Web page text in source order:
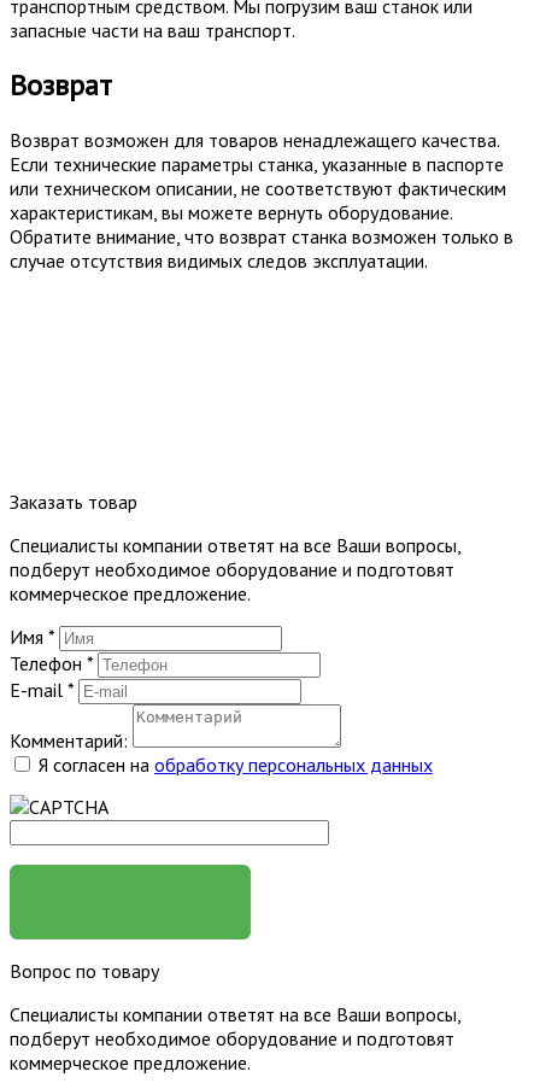
транспортным средством. Мы погрузим ваш станок или
запасные части на ваш транспорт.
Возврат
Возврат возможен для товаров ненадлежащего качества.
Если технические параметры станка, указанные в паспорте
или техническом описании, не соответствуют фактическим
характеристикам, вы можете вернуть оборудование.
Обратите внимание, что возврат станка возможен только в
случае отсутствия видимых следов эксплуатации.
Заказать товар
Специалисты компании ответят на все Ваши вопросы,
подберут необходимое оборудование и подготовят
коммерческое предложение.
Имя *
Телефон *
E-mail *
Комментарий:
Я согласен на обработку персональных данных
Вопрос по товару
Специалисты компании ответят на все Ваши вопросы,
подберут необходимое оборудование и подготовят
коммерческое предложение.